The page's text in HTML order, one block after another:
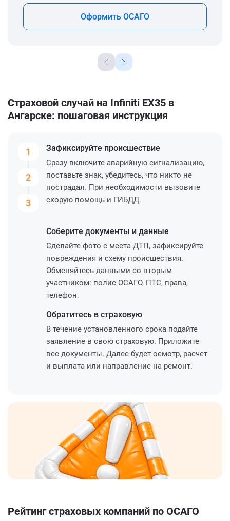
Оформить ОСАГО
Страховой случай на Infiniti EX35 в
Ангарске: пошаговая инструкция
1
2
3
Зафиксируйте происшествие
Сразу включите аварийную сигнализацию,
поставьте знак, убедитесь, что никто не
пострадал. При необходимости вызовите
скорую помощь и ГИБДД.
Соберите документы и данные
Сделайте фото с места ДТП, зафиксируйте
повреждения и схему происшествия.
Обменяйтесь данными со вторым
участником: полис ОСАГО, ПТС, права,
телефон.
Обратитесь в страховую
В течение установленного срока подайте
заявление в свою страховую. Приложите
все документы. Далее будет осмотр, расчет
и выплата или направление на ремонт.
Рейтинг страховых компаний по ОСАГО